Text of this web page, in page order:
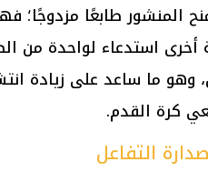
المنشور طابعًا مزدوجًا؛
استدعاء لواحدة من
ما ساعد على زيادة
كرة القدم.
التفاعل